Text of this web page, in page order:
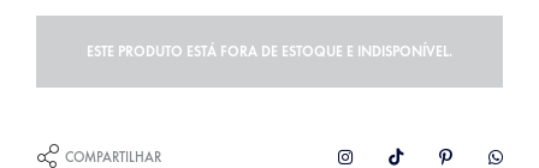
ESTE PRODUTO ESTÁ FORA DE ESTOQUE E INDISPONÍVEL.
COMPARTILHAR